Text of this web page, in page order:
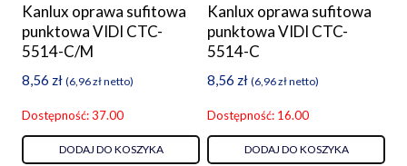
Kanlux oprawa sufitowa
punktowa VIDI CTC-
5514-C/M
8,56 zł (6,96złnetto)
Dostępność: 37.00
DODAJ DO KOSZYKA
Kanlux oprawa sufitowa
punktowa VIDI CTC-
5514-C
8,56 zł (6,96złnetto)
Dostępność: 16.00
DODAJ DO KOSZYKA